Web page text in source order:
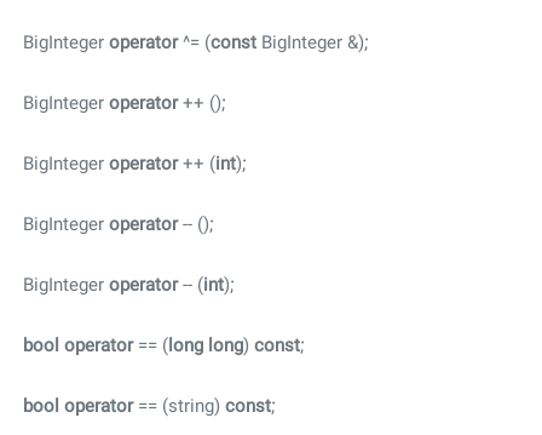
BigIntegeroperator^= (constBigInteger &);
BigIntegeroperator++ ();
BigIntegeroperator++ (int
BigIntegeroperator -- ();
BigIntegeroperator -- (int
booloperator== (longlong)const
booloperator== (string)const